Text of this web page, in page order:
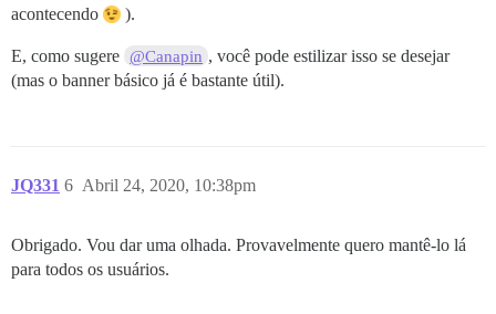
acontecendo
).
E, como sugere @Canapin , você pode estilizar isso se desejar
(mas o banner básico já é bastante útil).
JQ331 Abril 24, 2020, 10:38pm
6
Obrigado. Vou dar uma olhada. Provavelmente quero mantê-lo lá
para todos os usuários.